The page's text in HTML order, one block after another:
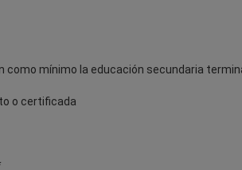
mínimo la educación secundaria
o certificada